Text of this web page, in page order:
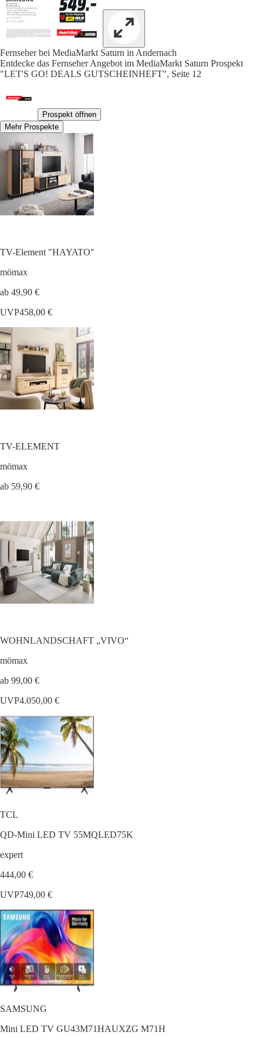
Fernseher bei MediaMarkt Saturn in Andernach
Entdecke das Fernseher Angebot im MediaMarkt Saturn Prospekt
"LET'S GO! DEALS GUTSCHEINHEFT", Seite 12
Prospekt öffnen
Mehr Prospekte
TV-Element "HAYATO"
mömax
ab 49,90 €
UVP458,00 €
TV-ELEMENT
mömax
ab 59,90 €
WOHNLANDSCHAFT „VIVO“
mömax
ab 99,00 €
UVP4.050,00 €
TCL
QD-Mini LED TV 55MQLED75K
expert
444,00 €
UVP749,00 €
SAMSUNG
Mini LED TV GU43M71HAUXZG M71H